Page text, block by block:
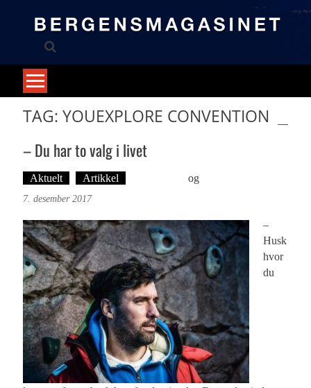
TAG: YOUEXPLORE CONVENTION
– Du har to valg i livet
Aktuelt Artikkel og
7. desember 2017
–
Husk
hvor
du